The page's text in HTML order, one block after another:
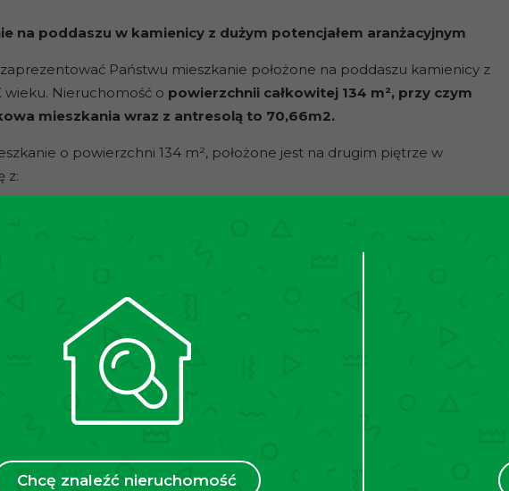
Chcę znaleźć nieruchomość
na poddaszu w kamienicy z dużym potencjałem aranżacyjnym
Państwu mieszkanie położone na poddaszu kamienicy z
wieku. Nieruchomość o powierzchnii całkowitej 134 m², przy czym
mieszkania wraz z antresolą to 70,66m2.
o powierzchni 134 m², położone jest na drugim piętrze w
z:
z aneksem kuchennym
nieruchomości jest antresola
całkowita antresoli wynosi
dodatkowej przestrzeni do pracy, wypoczynku lub przechowywania.
duży potencjał aranżacyjny. Układ lokalu oraz powierzchnia